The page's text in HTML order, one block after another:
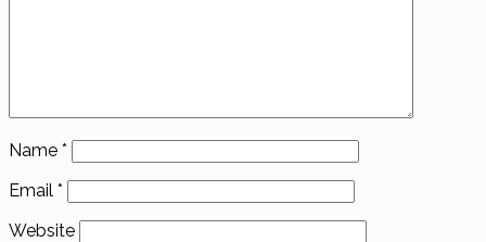
Name *
Email *
Website